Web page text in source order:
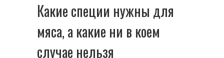
Какие специи нужны для
мяса, а какие ни в коем
случае нельзя